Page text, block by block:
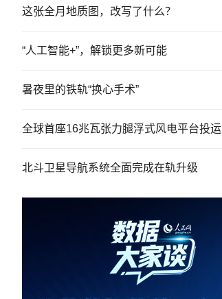
这张全月地质图，改写了什么？
“人工智能+”，解锁更多新可能
暑夜里的铁轨“换心手术”
全球首座16兆瓦张力腿浮式风电平台投运
北斗卫星导航系统全面完成在轨升级